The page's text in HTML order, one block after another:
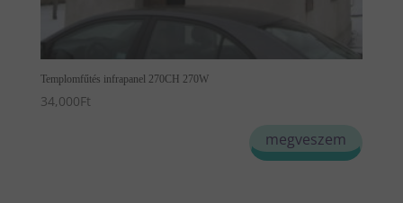
Templomfűtés infrapanel 270CH 270W
34,000Ft
megveszem